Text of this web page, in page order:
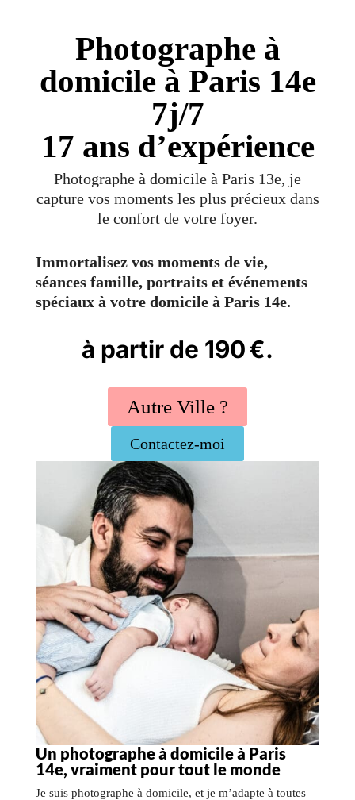
Photographe à
domicile à Paris 14e
7j/7
17 ans d’expérience
Photographe à domicile à Paris 13e, je
capture vos moments les plus précieux dans
le confort de votre foyer.
Immortalisez vos moments de vie,
séances famille, portraits et événements
spéciaux à votre domicile à Paris 14e.
à partir de 190 €.
Autre Ville ?
Contactez-moi
Un photographe à domicile à Paris
14e, vraiment pour tout le monde
Je suis photographe à domicile, et je m’adapte à toutes